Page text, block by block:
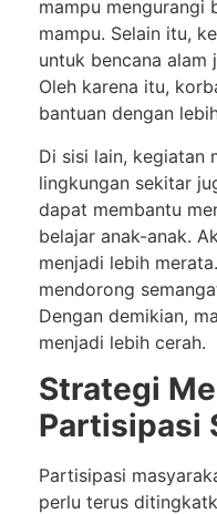
mampu mengurangi
mampu. Selain itu,
untuk bencana alam
Oleh karena itu,
bantuan dengan
Di sisi lain, kegiatan
lingkungan sekitar
dapat membantu
belajar anak-anak.
menjadi lebih
mendorong
Dengan demikian,
menjadi lebih cerah.
Strategi
Partisipasi
Partisipasi
perlu terus